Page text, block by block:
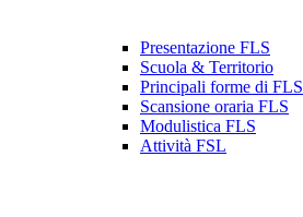
Presentazione FLS
Scuola & Territorio
Principali forme di FLS
Scansione oraria FLS
Modulistica FLS
Attività FSL